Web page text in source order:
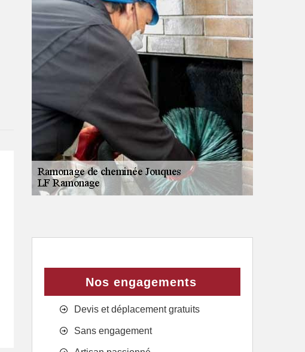
Nos engagements
Devis et déplacement gratuits
Sans engagement